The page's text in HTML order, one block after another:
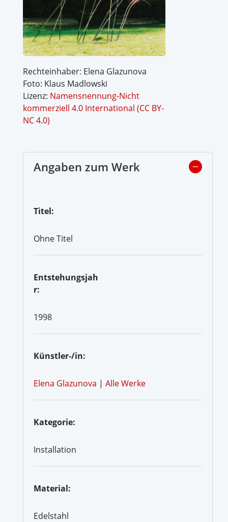
Rechteinhaber: Elena Glazunova
Foto: Klaus Madlowski
Lizenz: Namensnennung-Nicht
kommerziell 4.0 International (CC BY-
NC 4.0)
Angaben zum Werk
Titel:
Ohne Titel
Entstehungsjah
r:
1998
Künstler-/in:
Elena Glazunova | Alle Werke
Kategorie:
Installation
Material:
Edelstahl